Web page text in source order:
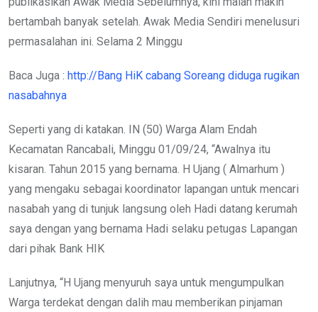
bertambah banyak setelah. Awak Media Sendiri menelusuri
permasalahan ini. Selama 2 Minggu
Baca Juga : http://Bang HiK cabang Soreang diduga rugikan
nasabahnya
Seperti yang di katakan. IN (50) Warga Alam Endah
Kecamatan Rancabali, Minggu 01/09/24, “Awalnya itu
kisaran. Tahun 2015 yang bernama. H Ujang ( Almarhum )
yang mengaku sebagai koordinator lapangan untuk mencari
nasabah yang di tunjuk langsung oleh Hadi datang kerumah
saya dengan yang bernama Hadi selaku petugas Lapangan
dari pihak Bank HIK
Lanjutnya, “H Ujang menyuruh saya untuk mengumpulkan
Warga terdekat dengan dalih mau memberikan pinjaman